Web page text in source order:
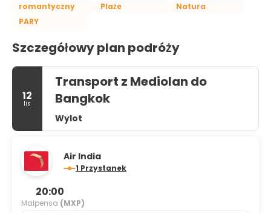
romantyczny Plaże
Natura
PARY
Szczegółowy plan podróży
12
lis
Transport z Mediolan do
Bangkok
Wylot
Air India
1 Przystanek
20:00
Malpensa (MXP)